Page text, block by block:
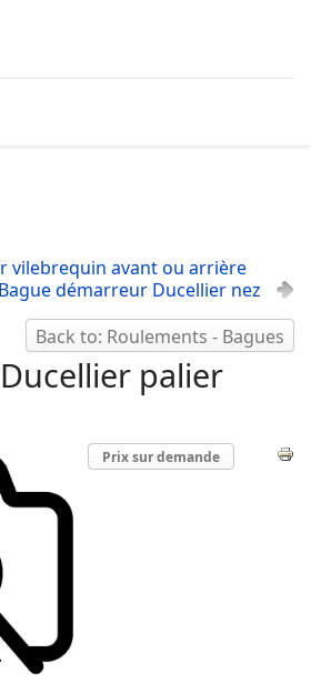
vilebrequin avant ou arrière
Bague démarreur Ducellier nez
Back to: Roulements - Bagues
palier
Prix sur demande